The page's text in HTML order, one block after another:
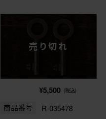
売り切れ
¥5,500 (税込)
商品番号 R-035478